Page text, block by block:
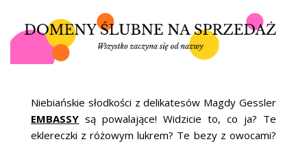
MAGAZYNY
ARCHIWUM
Niebiańskie słodkości z delikatesów Magdy Gessler
EMBASSY są powalające! Widzicie to, co ja? Te
eklereczki z różowym lukrem? Te bezy z owocami?